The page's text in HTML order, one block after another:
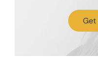
Get